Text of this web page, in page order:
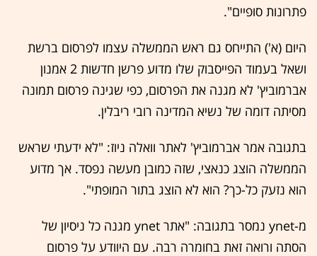
פתרונות סופיים".
היום (א') התייחס גם ראש הממשלה עצמו לפרסום ברשת
ושאל בעמוד הפייסבוק שלו מדוע פרשן חדשות 2 אמנון
אברמוביץ' לא מגנה את הפרסום, כפי שגינה פרסום תמונה
מסיתה דומה של נשיא המדינה רובי ריבלין.
בתגובה אמר אברמוביץ' לאתר וואלה ניוז: "לא ידעתי שראש
הממשלה הוצג כנאצי, שזה כמובן מעשה נפסד. אך מדוע
הוא נזעק כל-כך? הוא לא הוצג בתור המופתי".
מ-ynet נמסר בתגובה: "אתר ynet מגנה כל ניסיון של
הסתה ורואה זאת בחומרה רבה. עם היוודע על פרסום